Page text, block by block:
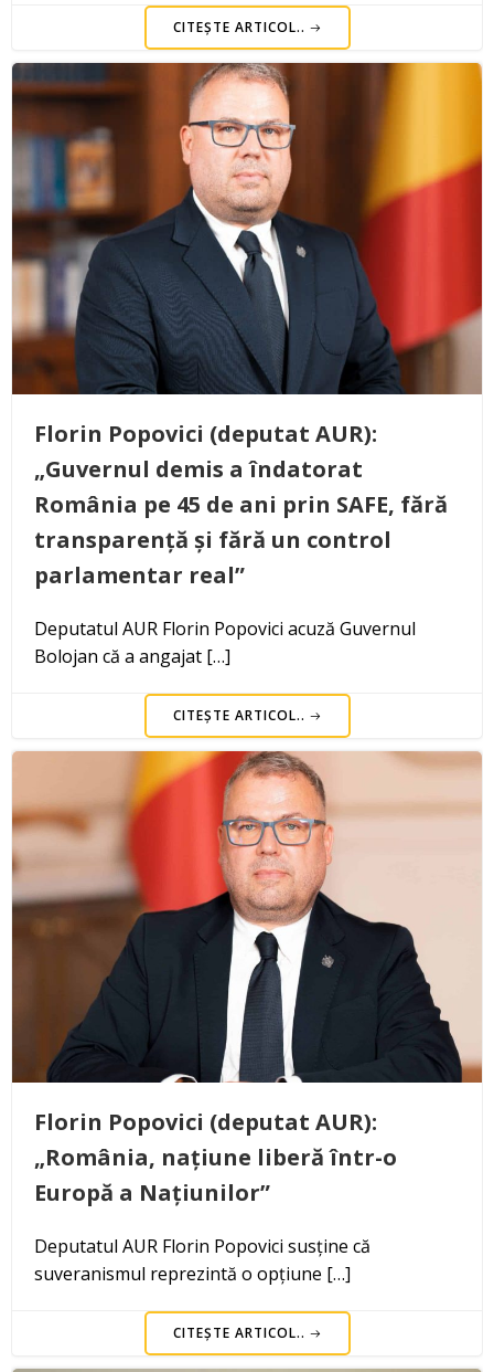
CITEȘTE ARTICOL..
Florin Popovici (deputat AUR):
„Guvernul demis a îndatorat
România pe 45 de ani prin SAFE, fără
transparență și fără un control
parlamentar real”
Deputatul AUR Florin Popovici acuză Guvernul
Bolojan că a angajat […]
CITEȘTE ARTICOL..
Florin Popovici (deputat AUR):
„România, națiune liberă într-o
Europă a Națiunilor”
Deputatul AUR Florin Popovici susține că
suveranismul reprezintă o opțiune […]
CITEȘTE ARTICOL..